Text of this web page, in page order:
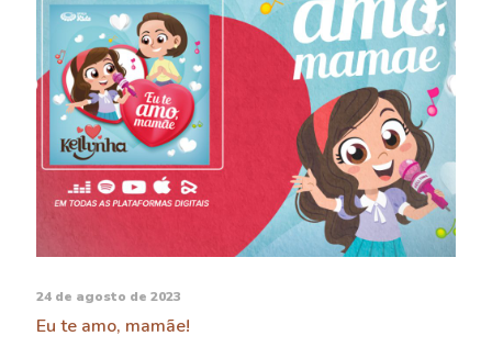
24 de agosto de 2023
Eu te amo, mamãe!